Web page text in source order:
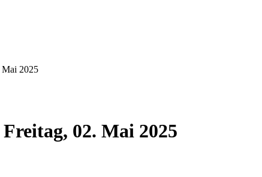
Mai 2025
02. Mai 2025